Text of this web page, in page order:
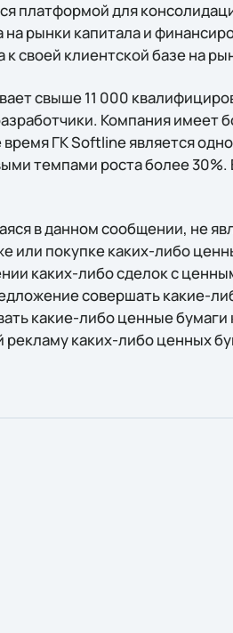
платформой для
на рынки капитала и
своей клиентской базе на
свыше 11 000
Компания имеет
ГК Softline является
темпами роста более
в данном сообщении, не
или покупке каких-либо
каких-либо сделок с
совершать какие-
какие-либо ценные
рекламу каких-либо ценных